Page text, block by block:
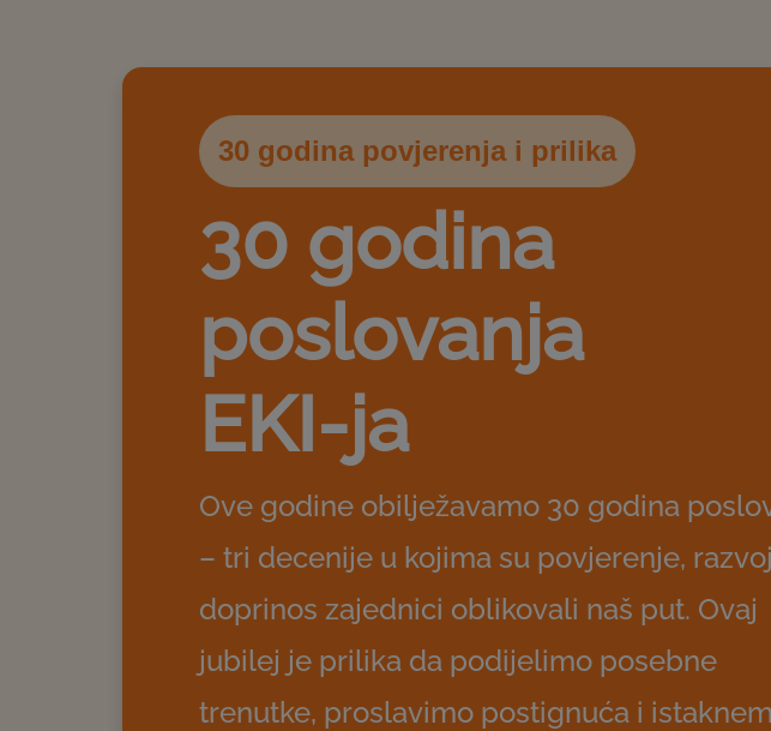
30 godina povjerenja i prilika
30 godina
poslovanja
EKI-ja
Ove godine obilježavamo 30 godina
– tri decenije u kojima su povjerenje,
doprinos zajednici oblikovali naš put. Ovaj
jubilej je prilika da podijelimo posebne
trenutke, proslavimo postignuća i